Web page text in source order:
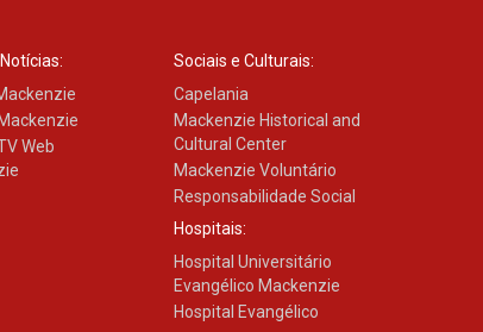
Web
Sociais e Culturais:
Capelania
Mackenzie Historical and
Cultural Center
Mackenzie Voluntário
Responsabilidade Social
Hospitais:
Hospital Universitário
Evangélico Mackenzie
Hospital Evangélico